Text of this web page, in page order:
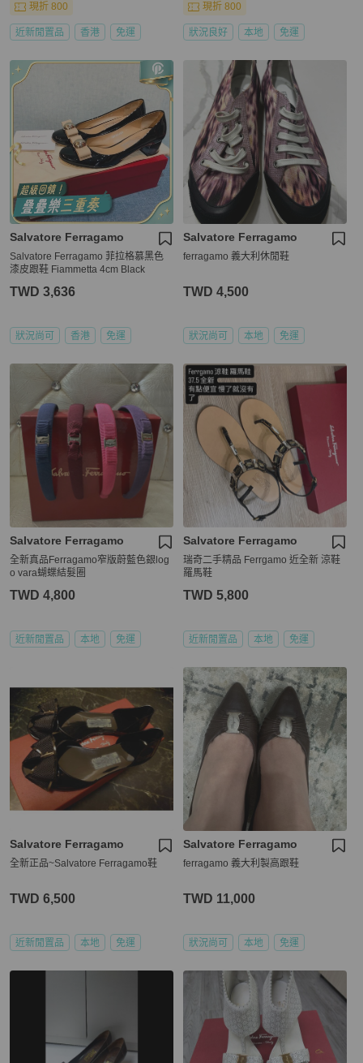
現折 800
近新閒置品 香港 免運
現折 800
狀況良好 本地 免運
Salvatore Ferragamo
Salvatore Ferragamo 菲拉格慕黑色
漆皮跟鞋 Fiammetta 4cm Black
TWD 3,636
狀況尚可 香港 免運
Salvatore Ferragamo
ferragamo 義大利休閒鞋
TWD 4,500
狀況尚可 本地 免運
Salvatore Ferragamo
全新真品Ferragamo窄版蔚藍色銀log
o vara蝴蝶結髮圈
TWD 4,800
近新閒置品 本地 免運
Salvatore Ferragamo
瑞奇二手精品 Ferrgamo 近全新 涼鞋
羅馬鞋
TWD 5,800
近新閒置品 本地 免運
Salvatore Ferragamo
全新正品~Salvatore Ferragamo鞋
TWD 6,500
近新閒置品 本地 免運
Salvatore Ferragamo
ferragamo 義大利製高跟鞋
TWD 11,000
狀況尚可 本地 免運